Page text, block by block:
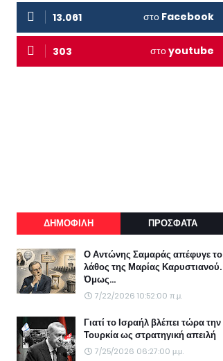
13.061 στο Facebook
303 στοyoutube
ΔΗΜΟΦΙΛΗ ΠΡΟΣΦΑΤΑ
Ο Αντώνης Σαμαράς απέφυγε το
λάθος της Μαρίας Καρυστιανού.
Όμως...
7/22/2026 10:52:00 π.μ.
Γιατί το Ισραήλ βλέπει τώρα την
Τουρκία ως στρατηγική απειλή
7/25/2026 06:27:00 μ.μ.